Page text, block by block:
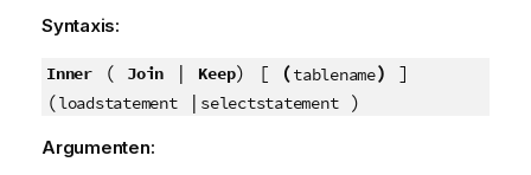
Syntaxis:
Inner( Join | Keep) [ (tablename)
]
(loadstatement| selectstatement)
Argumenten: